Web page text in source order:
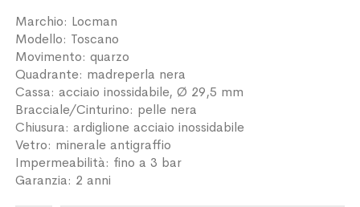
Marchio: Locman
Modello: Toscano
Movimento: quarzo
Quadrante: madreperla nera
Cassa: acciaio inossidabile, Ø 29,5 mm
Bracciale/Cinturino: pelle nera
Chiusura: ardiglione acciaio inossidabile
Vetro: minerale antigraffio
Impermeabilità: fino a 3 bar
Garanzia: 2 anni